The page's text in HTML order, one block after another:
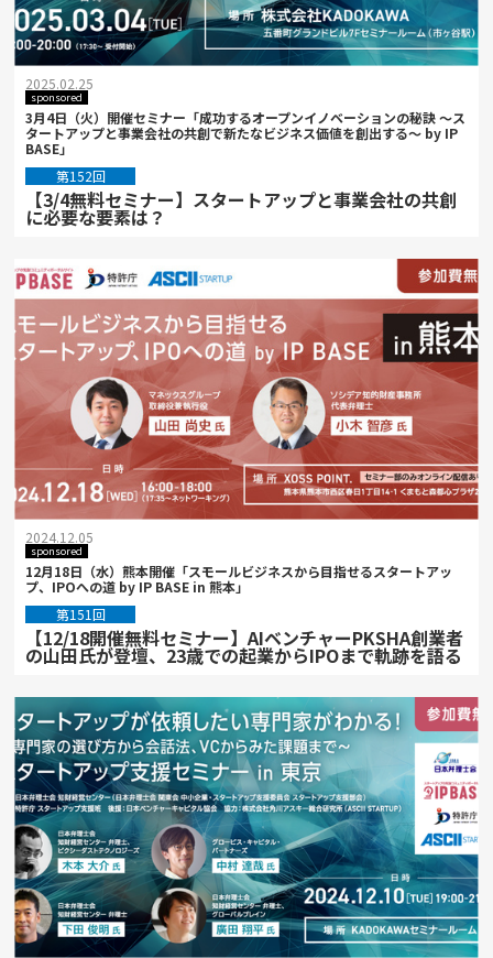
2025.02.25
sponsored
3月4日（火）開催セミナー「成功するオープンイノベーションの秘訣 ～ス
タートアップと事業会社の共創で新たなビジネス価値を創出する～ by IP
BASE」
第152回
【3/4無料セミナー】スタートアップと事業会社の共創
に必要な要素は？
2024.12.05
sponsored
12月18日（水）熊本開催「スモールビジネスから目指せるスタートアッ
プ、IPOへの道 by IP BASE in 熊本」
第151回
【12/18開催無料セミナー】AIベンチャーPKSHA創業者
の山田氏が登壇、23歳での起業からIPOまで軌跡を語る